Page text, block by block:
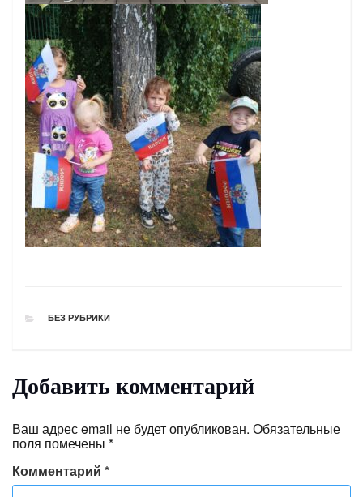
РУБРИКИ
БЕЗ РУБРИКИ
Добавить комментарий
Ваш адрес email не будет опубликован. Обязательные
поля помечены *
Комментарий *